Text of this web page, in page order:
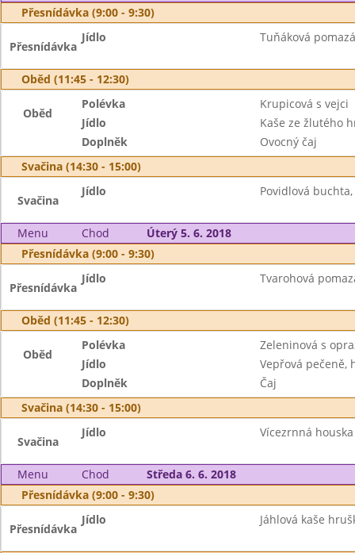
Přesnídávka (9:00 - 9:30)
Přesnídávka
Jídlo Tuňáková
Oběd (11:45 - 12:30)
Oběd
Polévka
Krupicová s vejci
Jídlo
Kaše ze žlutého
Doplněk
Ovocný čaj
Svačina (14:30 - 15:00)
Svačina
Jídlo Povidlová
Menu Chod
Úterý 5. 6. 2018
Přesnídávka (9:00 - 9:30)
Přesnídávka
Jídlo Tvarohová
Oběd (11:45 - 12:30)
Oběd
Polévka
Zeleninová s
Jídlo
Vepřová pečeně,
Doplněk
Čaj
Svačina (14:30 - 15:00)
Svačina
Jídlo Vícezrnná
Menu Chod
Středa 6. 6. 2018
Přesnídávka (9:00 - 9:30)
Přesnídávka
Jídlo Jáhlová kaše